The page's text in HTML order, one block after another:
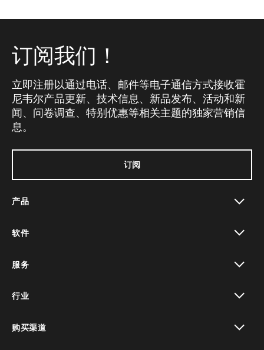
订阅我们！
立即注册以通过电话、邮件等电子通信方式接收霍
尼韦尔产品更新、技术信息、新品发布、活动和新
闻、问卷调查、特别优惠等相关主题的独家营销信
息。
订阅
产品
软件
服务
行业
购买渠道